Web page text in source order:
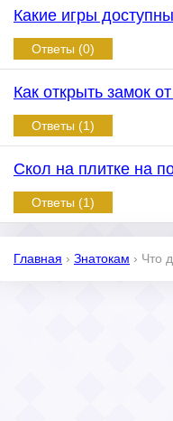
Какие игры
Ответы (0)
Как открыть замок
Ответы (1)
Скол на плитке на
Ответы (1)
Главная › Знатокам › Что